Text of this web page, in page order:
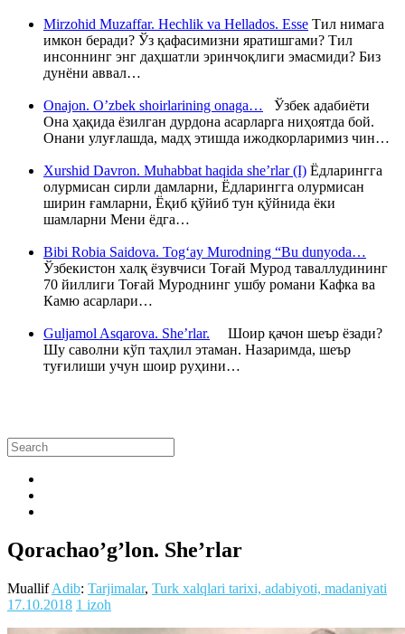
Mirzohid Muzaffar. Hechlik va Hellados. Esse Тил нимага
имкон беради? Ўз қафасимизни яратишгами? Тил
инсоннинг энг даҳшатли эринчоқлиги эмасмиди? Биз
дунёни аввал…
Onajon. O’zbek shoirlarining onaga… Ўзбек адабиёти
Она ҳақида ёзилган дурдона асарларга ниҳоятда бой.
Онани улуғлашда, мадҳ этишда ижодкорларимиз чин…
Xurshid Davron. Muhabbat haqida she’rlar (I) Ёдларингга
олурмисан сирли дамларни, Ёдларингга олурмисан
ширин ғамларни, Ёқиб қўйиб тун қўйнида ёки
шамларни Мени ёдга…
Bibi Robia Saidova. Tog‘ay Murodning “Bu dunyoda…
Ўзбекистон халқ ёзувчиси Тоғай Мурод таваллудининг
70 йиллиги Тоғай Муроднинг ушбу романи Кафка ва
Камю асарлари…
Guljamol Asqarova. She’rlar. Шоир қачон шеър ёзади?
Шу саволни кўп таҳлил этаман. Назаримда, шеър
туғилиши учун шоир руҳини…
Qorachao’g’lon. She’rlar
MuallifAdib: Tarjimalar, Turk xalqlari tarixi, adabiyoti, madaniyati
17.10.2018 1 izoh